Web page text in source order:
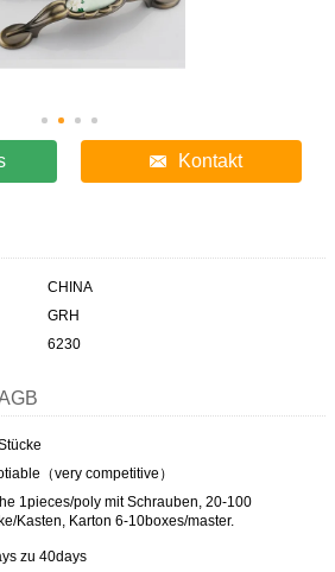
Kontakt
CHINA
GRH
6230
（very competitive）
1pieces/poly mit Schrauben, 20-100
Kasten, Karton 6-10boxes/master.
zu 40days